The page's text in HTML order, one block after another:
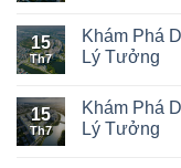
15
Th7
Khám Phá
Lý Tưởng
15
Th7
Khám Phá
Lý Tưởng